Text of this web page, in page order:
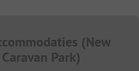
(New
Park)